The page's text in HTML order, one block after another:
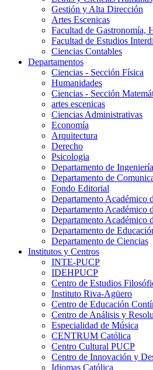
Gestión y Alta Dirección
Artes Escenicas
Facultad de Gastronomía,
Facultad de Estudios
Ciencias Contables
Departamentos
Ciencias - Sección Física
Humanidades
Ciencias - Sección
artes escenicas
Ciencias Administrativas
Economía
Arquitectura
Derecho
Psicologia
Departamento de Ingeniería
Departamento de
Fondo Editorial
Departamento Académico
Departamento Académico
Departamento Académico
Departamento de
Departamento de Ciencias
Institutos y Centros
INTE-PUCP
IDEHPUCP
Centro de Estudios
Instituto Riva-Agüero
Centro de Educación
Centro de Análisis y
Especialidad de Música
CENTRUM Católica
Centro Cultural PUCP
Centro de Innovación y
Idiomas Católica